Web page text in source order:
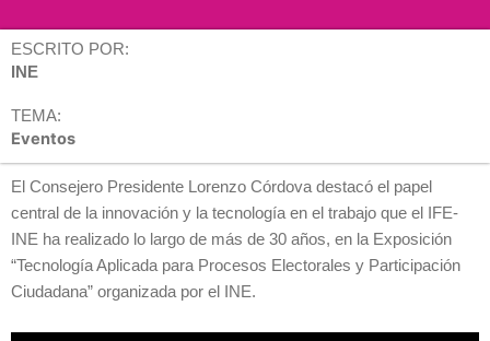
ESCRITO POR:
INE
TEMA:
Eventos
El Consejero Presidente Lorenzo Córdova destacó el papel
central de la innovación y la tecnología en el trabajo que el IFE-
INE ha realizado lo largo de más de 30 años, en la Exposición
“Tecnología Aplicada para Procesos Electorales y Participación
Ciudadana” organizada por el INE.